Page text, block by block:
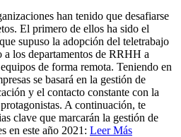
han tenido que desafiarse
El primero de ellos ha sido el
supuso la adopción del teletrabajo
los departamentos de RRHH a
de forma remota. Teniendo en
se basará en la gestión de
y el contacto constante con la
A continuación, te
clave que marcarán la gestión de
en este año 2021: Leer Más